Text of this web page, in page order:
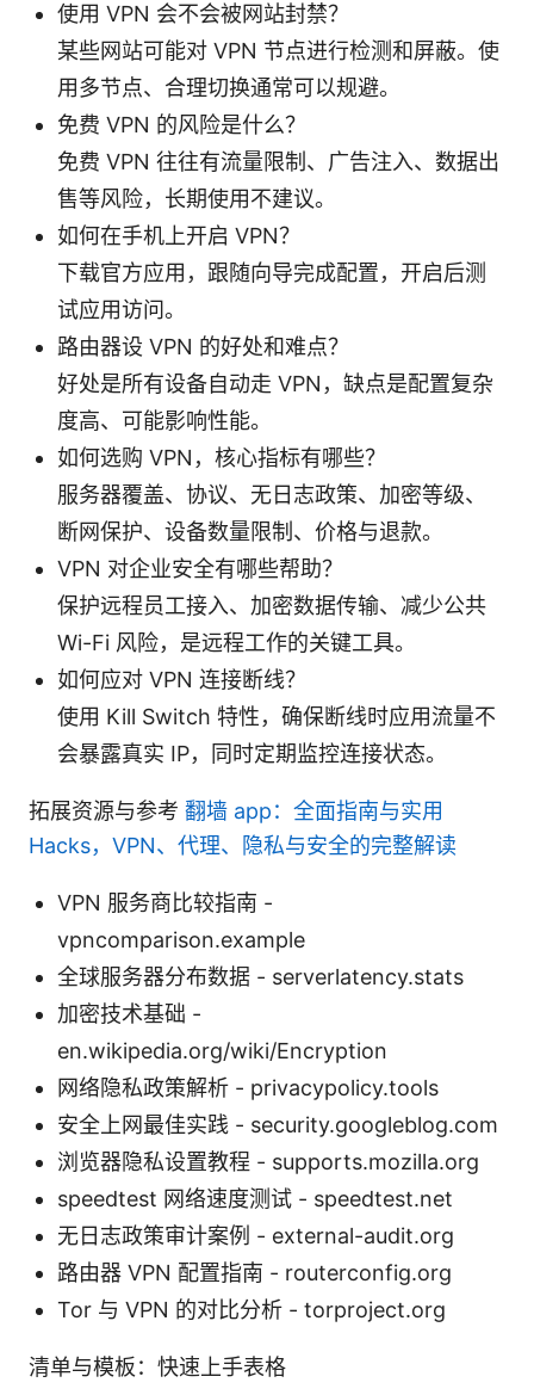
使用 VPN 会不会被网站封禁？
某些网站可能对 VPN 节点进行检测和屏蔽。使
用多节点、合理切换通常可以规避。
免费 VPN 的风险是什么？
免费 VPN 往往有流量限制、广告注入、数据出
售等风险，长期使用不建议。
如何在手机上开启 VPN？
下载官方应用，跟随向导完成配置，开启后测
试应用访问。
路由器设 VPN 的好处和难点？
好处是所有设备自动走 VPN，缺点是配置复杂
度高、可能影响性能。
如何选购 VPN，核心指标有哪些？
服务器覆盖、协议、无日志政策、加密等级、
断网保护、设备数量限制、价格与退款。
VPN 对企业安全有哪些帮助？
保护远程员工接入、加密数据传输、减少公共
Wi-Fi 风险，是远程工作的关键工具。
如何应对 VPN 连接断线？
使用 Kill Switch 特性，确保断线时应用流量不
会暴露真实 IP，同时定期监控连接状态。
拓展资源与参考 翻墙 app：全面指南与实用
Hacks，VPN、代理、隐私与安全的完整解读
VPN 服务商比较指南 -
vpncomparison.example
全球服务器分布数据 - serverlatency.stats
加密技术基础 -
en.wikipedia.org/wiki/Encryption
网络隐私政策解析 - privacypolicy.tools
安全上网最佳实践 - security.googleblog.com
浏览器隐私设置教程 - supports.mozilla.org
speedtest 网络速度测试 - speedtest.net
无日志政策审计案例 - external-audit.org
路由器 VPN 配置指南 - routerconfig.org
Tor 与 VPN 的对比分析 - torproject.org
清单与模板：快速上手表格